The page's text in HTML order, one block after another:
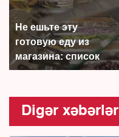
Не ешьте эту
готовую еду из
магазина: список
Digər xəbərlər